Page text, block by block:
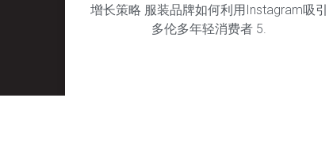
增长策略 服装品牌如何利用Instagram吸引
多伦多年轻消费者 5.